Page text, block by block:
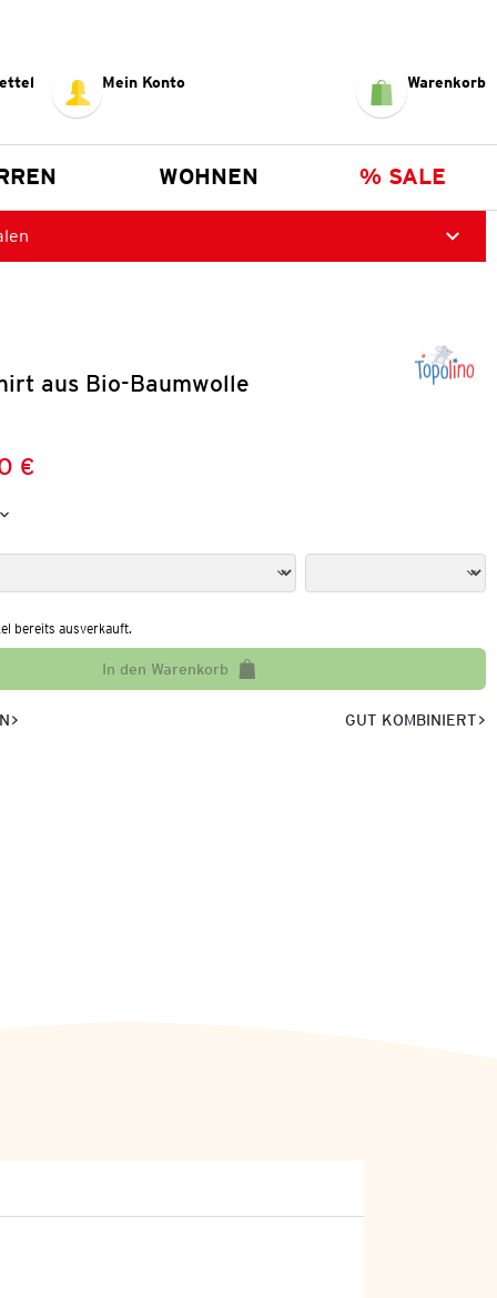
Mein Konto Warenkorb
WOHNEN % SALE
aus Bio-Baumwolle
€
bereits ausverkauft.
In den Warenkorb
GUT KOMBINIERT